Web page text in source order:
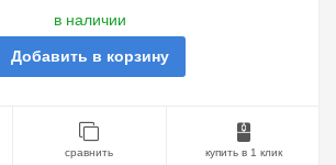
в наличии
Добавить в корзину
сравнить купить в 1 клик